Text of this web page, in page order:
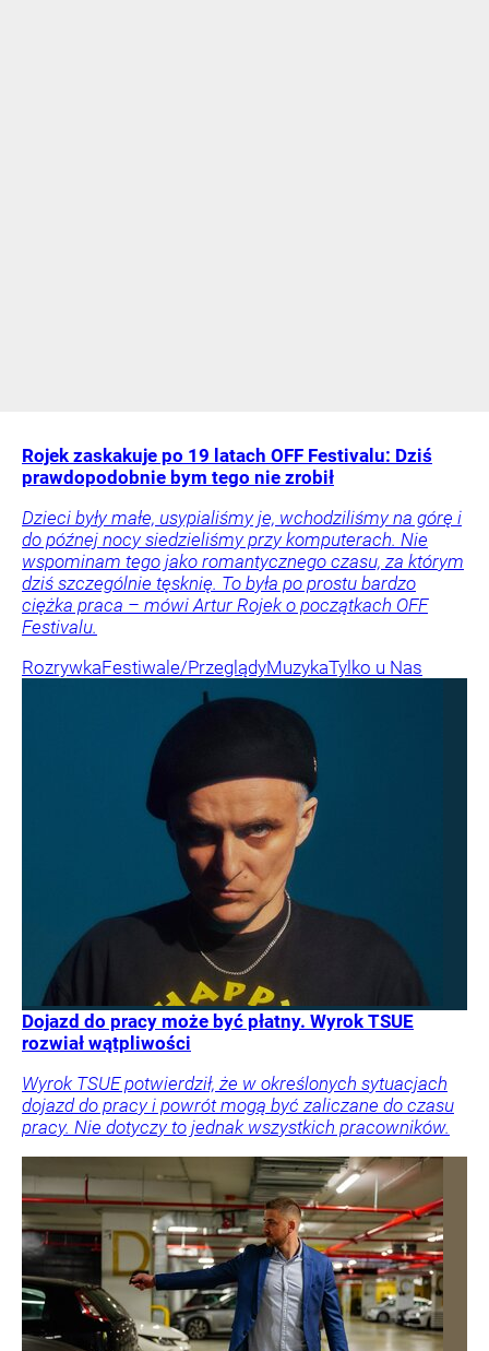
Rojek zaskakuje po 19 latach OFF Festivalu: Dziś
prawdopodobnie bym tego nie zrobił
Dzieci były małe, usypialiśmy je, wchodziliśmy na górę i
do późnej nocy siedzieliśmy przy komputerach. Nie
wspominam tego jako romantycznego czasu, za którym
dziś szczególnie tęsknię. To była po prostu bardzo
ciężka praca – mówi Artur Rojek o początkach OFF
Festivalu.
RozrywkaFestiwale/PrzeglądyMuzykaTylko u Nas
Dojazd do pracy może być płatny. Wyrok TSUE
rozwiał wątpliwości
Wyrok TSUE potwierdził, że w określonych sytuacjach
dojazd do pracy i powrót mogą być zaliczane do czasu
pracy. Nie dotyczy to jednak wszystkich pracowników.